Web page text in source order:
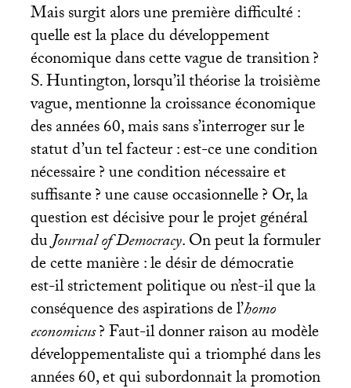
Mais surgit alors une première difficulté :
quelle est la place du développement
économique dans cette vague de transition?
S. Huntington, lorsqu’il théorise la troisième
vague, mentionne la croissance économique
des années 60, mais sans s’interroger sur le
statut d’un tel facteur : est-ce une condition
nécessaire? une condition nécessaire et
suffisante? une cause occasionnelle? Or, la
question est décisive pour le projet général
duJournal of Democracy. On peut la formuler
de cette manière : le désir de démocratie
est-il strictement politique ou n’est-il que la
conséquence des aspirations de l’homo
economicus? Faut-il donner raison au modèle
développementaliste qui a triomphé dans les
années 60, et qui subordonnait la promotion